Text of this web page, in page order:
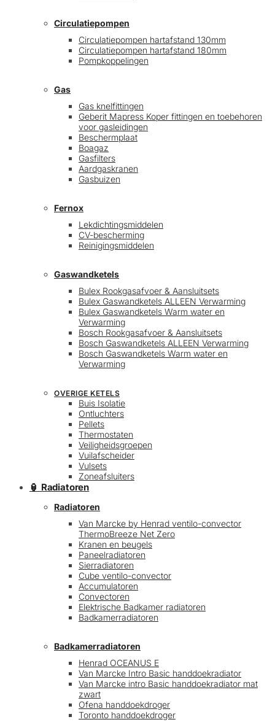
Circulatiepompen
Circulatiepompen hartafstand 130mm
Circulatiepompen hartafstand 180mm
Pompkoppelingen
Gas
Gas knelfittingen
Geberit Mapress Koper fittingen en toebehoren
voor gasleidingen
Beschermplaat
Boagaz
Gasfilters
Aardgaskranen
Gasbuizen
Fernox
Lekdichtingsmiddelen
CV-bescherming
Reinigingsmiddelen
Gaswandketels
Bulex Rookgasafvoer & Aansluitsets
Bulex Gaswandketels ALLEEN Verwarming
Bulex Gaswandketels Warm water en
Verwarming
Bosch Rookgasafvoer & Aansluitsets
Bosch Gaswandketels ALLEEN Verwarming
Bosch Gaswandketels Warm water en
Verwarming
OVERIGE KETELS
Buis Isolatie
Ontluchters
Pellets
Thermostaten
Veiligheidsgroepen
Vuilafscheider
Vulsets
Zoneafsluiters
🏮 Radiatoren
Radiatoren
Van Marcke by Henrad ventilo-convector
ThermoBreeze Net Zero
Kranen en beugels
Paneelradiatoren
Sierradiatoren
Cube ventilo-convector
Accumulatoren
Convectoren
Elektrische Badkamer radiatoren
Badkamerradiatoren
Badkamerradiatoren
Henrad OCEANUS E
Van Marcke Intro Basic handdoekradiator
Van Marcke intro Basic handdoekradiator mat
zwart
Ofena handdoekdroger
Toronto handdoekdroger